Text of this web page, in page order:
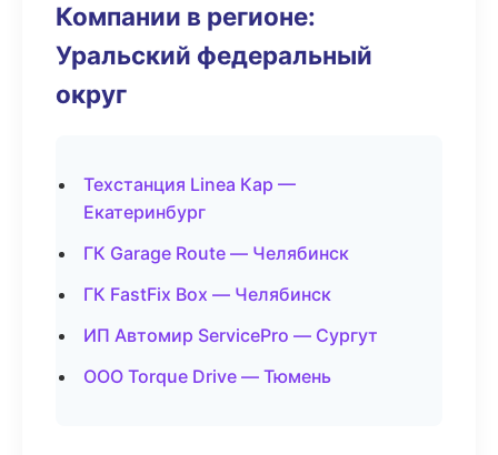
Компании в регионе:
Уральский федеральный
округ
Техстанция Linea Кар —
Екатеринбург
ГК Garage Route — Челябинск
ГК FastFix Box — Челябинск
ИП Автомир ServicePro — Сургут
ООО Torque Drive — Тюмень